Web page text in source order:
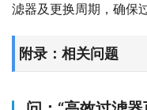
滤器及更换周期，确保
附录：相关问题